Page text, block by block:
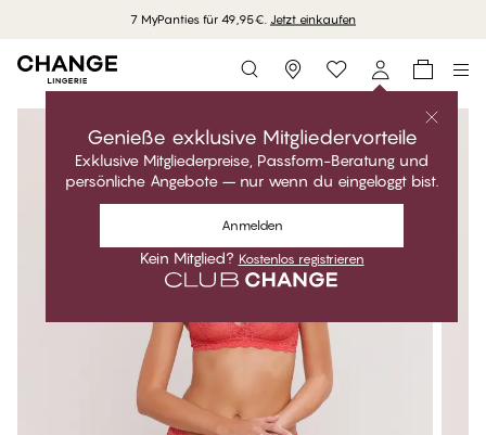
7 MyPanties für 49,95€. Jetzt einkaufen
Storefinder
Genieße exklusive Mitgliedervorteile
Exklusive Mitgliederpreise, Passform-Beratung und
persönliche Angebote – nur wenn du eingeloggt bist.
Anmelden
Kein Mitglied? Kostenlos registrieren